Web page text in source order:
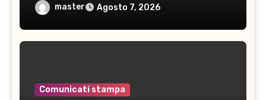
master Agosto 7, 2026
Comunicati stampa